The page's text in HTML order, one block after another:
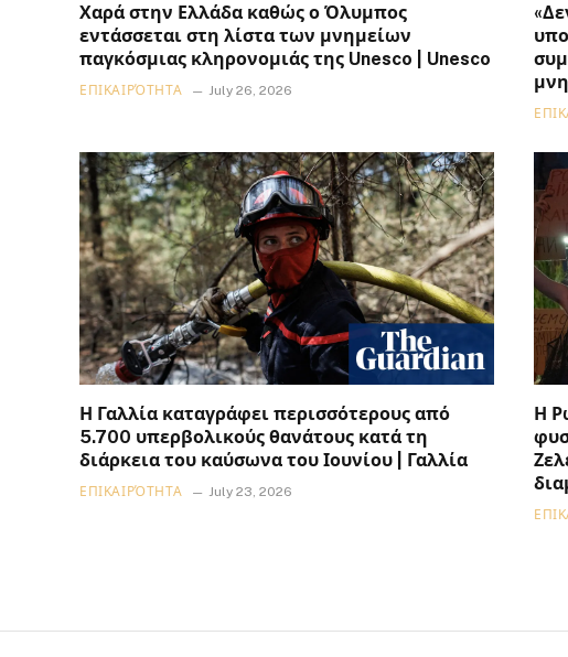
Χαρά στην Ελλάδα καθώς ο Όλυμπος
εντάσσεται στη λίστα των μνημείων
παγκόσμιας κληρονομιάς της Unesco | Unesco
ΕΠΙΚΑΙΡΌΤΗΤΑ July 26, 2026
Η Γαλλία καταγράφει περισσότερους από
5.700 υπερβολικούς θανάτους κατά τη
διάρκεια του καύσωνα του Ιουνίου | Γαλλία
ΕΠΙΚΑΙΡΌΤΗΤΑ July 23, 2026
Η